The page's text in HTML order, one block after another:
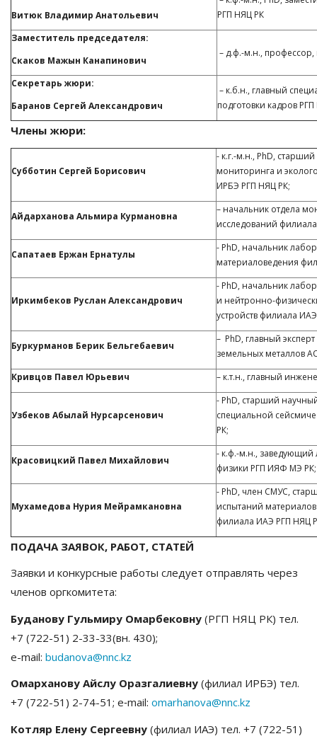
Витюк Владимир Анатольевич
РГП НЯЦ РК
Заместитель председателя:
Скаков Мажын Канапинович
– д.ф.-м.н.,
Секретарь жюри:
Баранов Сергей Александрович
– к.б.н., главный
подготовки кадров
Члены жюри:
Субботин Сергей Борисович
- к.г.-м.н., PhD,
мониторинга и
ИРБЭ РГП НЯЦ РК;
Айдарханова Альмира Курмановна
– начальник отдела
исследований
Сапатаев Ержан Ернатулы
- PhD, начальник
материаловедения
Иркимбеков Руслан Александрович
- PhD, начальник
и нейтронно-
устройств филиала
Буркурманов Берик Бельгебаевич
– PhD, главный
земельных металлов
Кривцов Павел Юрьевич
– к.т.н., главный
Узбеков Абылай Нурсарсенович
- PhD, старший
специальной
РК;
Красовицкий Павел Михайлович
- к.ф.-м.н., заведующий
физики РГП ИЯФ МЭ РК;
Мухамедова Нурия Мейрамкановна
- PhD, член СМУС,
испытаний
филиала ИАЭ РГП НЯЦ
ПОДАЧА ЗАЯВОК, РАБОТ, СТАТЕЙ
Заявки и конкурсные работы следует отправлять через
членов оргкомитета:
Буданову Гульмиру Омарбековну (РГП НЯЦ РК) тел.
+7 (722-51) 2-33-33(вн. 430);
e-mail: budanova@nnc.kz
Омарханову Айслу Оразгалиевну (филиал ИРБЭ) тел.
+7 (722-51) 2-74-51; e‑mail: omarhanova@nnc.kz
Котляр Елену Сергеевну (филиал ИАЭ) тел. +7 (722-51)